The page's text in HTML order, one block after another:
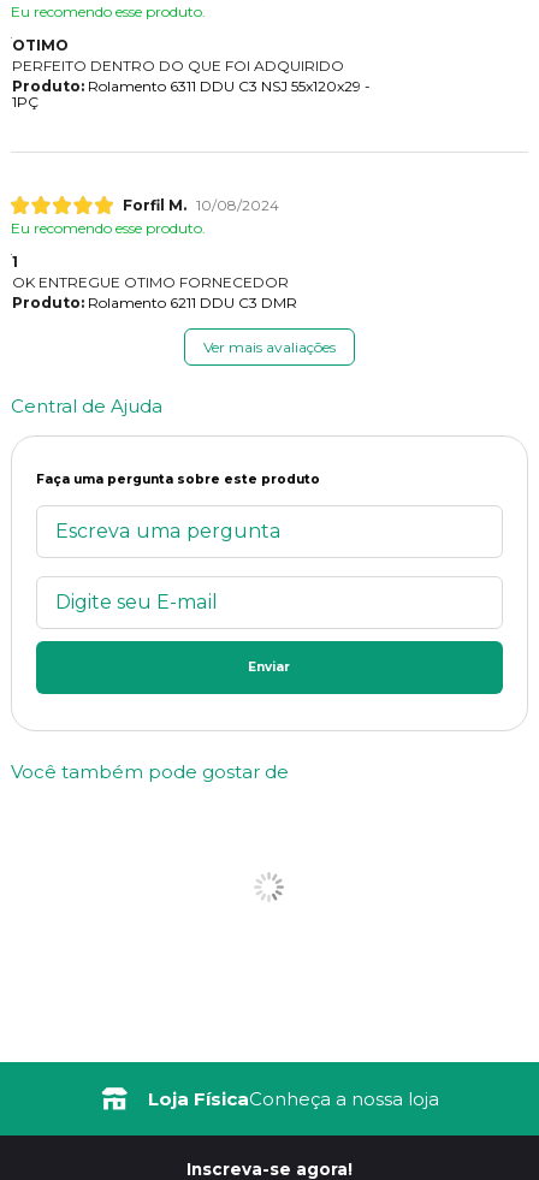
Eu recomendo esse produto.
OTIMO
PERFEITO DENTRO DO QUE FOI ADQUIRIDO
Produto:Rolamento 6311 DDU C3 NSJ 55x120x29 -
1PÇ
Forfil M. 10/08/2024
Eu recomendo esse produto.
1
OK ENTREGUE OTIMO FORNECEDOR
Produto:Rolamento 6211 DDU C3 DMR
Ver mais avaliações
Central de Ajuda
Faça uma pergunta sobre este produto
Enviar
Você também pode gostar de
Loja FísicaConheça a nossa loja
Inscreva-se agora!